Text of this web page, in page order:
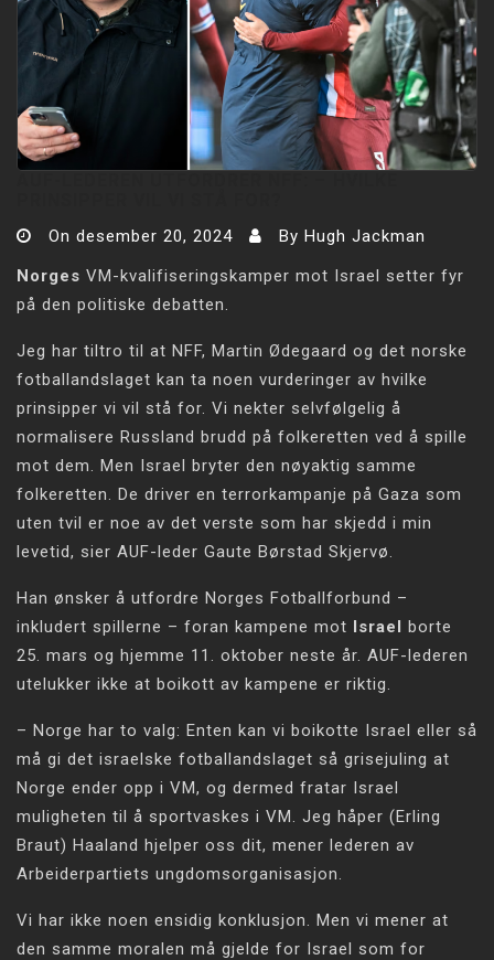
On desember 20, 2024 By Hugh Jackman
Norges VM-kvalifiseringskamper mot Israel setter fyr
på den politiske debatten.
Jeg har tiltro til at NFF, Martin Ødegaard og det norske
fotballandslaget kan ta noen vurderinger av hvilke
prinsipper vi vil stå for. Vi nekter selvfølgelig å
normalisere Russland brudd på folkeretten ved å spille
mot dem. Men Israel bryter den nøyaktig samme
folkeretten. De driver en terrorkampanje på Gaza som
uten tvil er noe av det verste som har skjedd i min
levetid, sier AUF-leder Gaute Børstad Skjervø.
Han ønsker å utfordre Norges Fotballforbund –
inkludert spillerne – foran kampene mot Israel borte
25. mars og hjemme 11. oktober neste år. AUF-lederen
utelukker ikke at boikott av kampene er riktig.
– Norge har to valg: Enten kan vi boikotte Israel eller så
må gi det israelske fotballandslaget så grisejuling at
Norge ender opp i VM, og dermed fratar Israel
muligheten til å sportvaskes i VM. Jeg håper (Erling
Braut) Haaland hjelper oss dit, mener lederen av
Arbeiderpartiets ungdomsorganisasjon.
Vi har ikke noen ensidig konklusjon. Men vi mener at
den samme moralen må gjelde for Israel som for